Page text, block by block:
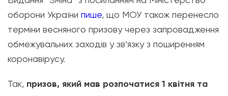
оборони України пише, що МОУ також перенесло
терміни весняного призову через запровадження
обмежувальних заходів у зв’язку з поширенням
коронавірусу.
Так, призов, який мав розпочатися 1 квітня та